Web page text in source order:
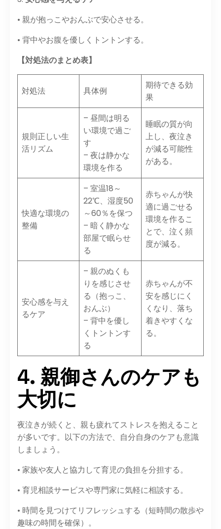
• 親が抱っこやおんぶで安心させる。
• 背中やお腹を優しくトントンする。
【対処法のまとめ表】
対処法 具体例
期待できる効
果
規則正しい生
活リズム
– 昼間は明る
い環境で過ご
す
– 夜は静かな
環境を作る
睡眠の質が向
上し、夜泣き
が減る可能性
がある。
快適な環境の
整備
– 室温18～
22℃、湿度50
～60％を保つ
– 暗く静かな
部屋で眠らせ
る
赤ちゃんが快
適に過ごせる
環境を作るこ
とで、泣く頻
度が減る。
安心感を与え
るケア
– 親のぬくも
りを感じさせ
る（抱っこ、
おんぶ）
– 背中を優し
くトントンす
る
赤ちゃんが不
安を感じにく
くなり、落ち
着きやすくな
る。
4. 親御さんのケアも
大切に
夜泣きが続くと、親も疲れてストレスを抱えること
が多いです。以下の方法で、自分自身のケアも意識
しましょう。
• 家族や友人と協力して育児の負担を分担する。
• 育児相談サービスや専門家に気軽に相談する。
• 時間を見つけてリフレッシュする（短時間の散歩や
趣味の時間を確保）。